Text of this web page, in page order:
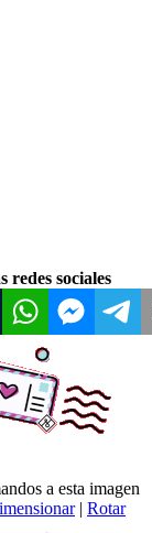
redes sociales
a esta imagen
| Rotar